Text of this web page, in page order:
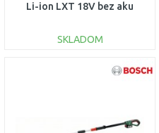
Li-ion LXT 18V bez aku
SKLADOM
DO KOŠÍKA